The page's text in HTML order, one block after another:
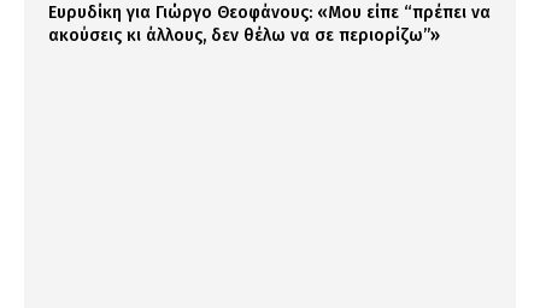
Ευρυδίκη για Γιώργο Θεοφάνους: «Μου είπε “πρέπει να
ακούσεις κι άλλους, δεν θέλω να σε περιορίζω”»